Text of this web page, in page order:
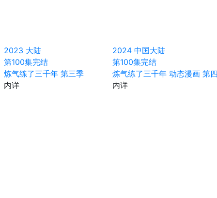
2023 大陆
第100集完结
炼气练了三千年 第三季
内详
2024 中国大陆
第100集完结
炼气练了三千年 动态漫画 第
内详